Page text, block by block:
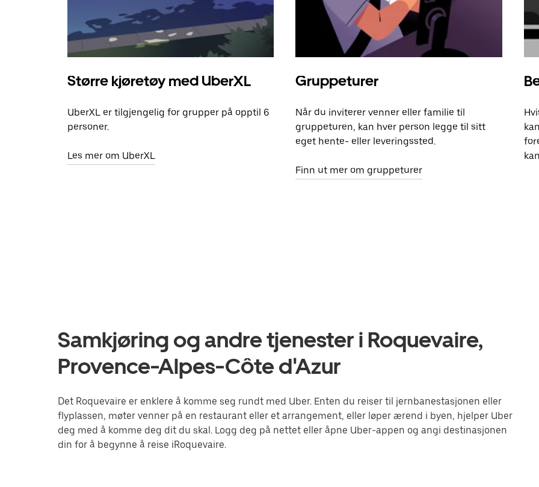
Større kjøretøy med UberXL
UberXL er tilgjengelig for grupper på opptil 6
personer.
Les mer om UberXL
Gruppeturer
Når du inviterer venner eller familie til
gruppeturen, kan hver person legge til sitt
eget hente- eller leveringssted.
Finn ut mer om gruppeturer
Samkjøring og andre tjenester i Roquevaire,
Provence-Alpes-Côte d'Azur
Det Roquevaire er enklere å komme seg rundt med Uber. Enten du reiser til jernbanestasjonen eller
flyplassen, møter venner på en restaurant eller et arrangement, eller løper ærend i byen, hjelper Uber
deg med å komme deg dit du skal. Logg deg på nettet eller åpne Uber-appen og angi destinasjonen
din for å begynne å reise iRoquevaire.